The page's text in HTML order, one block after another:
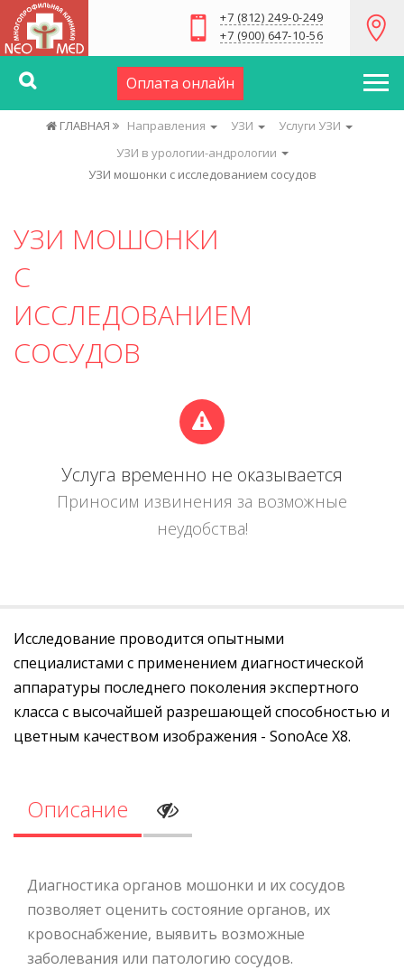
+7 (812) 249-0-249
+7 (900) 647-10-56
Оплата онлайн
ГЛАВНАЯ Направления УЗИ
Услуги УЗИ
УЗИ в урологии-андрологии
УЗИ мошонки с исследованием сосудов
УЗИ МОШОНКИ
С
ИССЛЕДОВАНИЕМ
СОСУДОВ
Услуга временно не оказывается
Приносим извинения за возможные
неудобства!
Исследование проводится опытными
специалистами с применением диагностической
аппаратуры последнего поколения экспертного
класса с высочайшей разрешающей способностью и
цветным качеством изображения - SonoAce X8.
Описание
Диагностика органов мошонки и их сосудов
позволяет оценить состояние органов, их
кровоснабжение, выявить возможные
заболевания или патологию сосудов.